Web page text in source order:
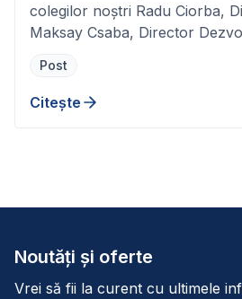
colegilor noștri Radu Ciorba,
Maksay Csaba, Director
Post
Citește
Noutăți și oferte
Vrei să fii la curent cu ultimele